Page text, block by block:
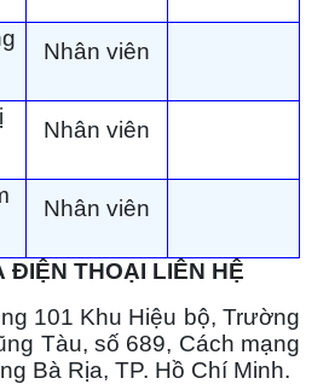
Nhân viên
Nhân viên
Nhân viên
THOẠI LIÊN HỆ
101 Khu Hiệu bộ, Trường
Tàu, số 689, Cách mạng
Bà Rịa, TP. Hồ Chí Minh.